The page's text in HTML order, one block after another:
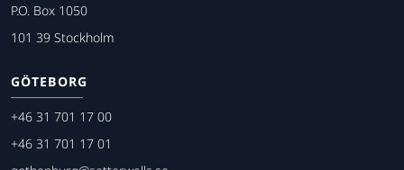
P.O. Box 1050
101 39 Stockholm
GÖTEBORG
+46 31 701 17 00
+46 31 701 17 01